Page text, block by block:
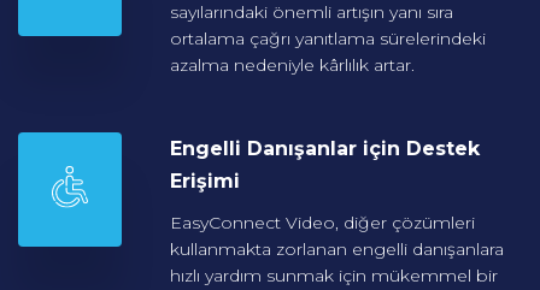
sayılarındaki önemli artışın yanı sıra
ortalama çağrı yanıtlama sürelerindeki
azalma nedeniyle kârlılık artar.
Engelli Danışanlar için Destek
Erişimi
EasyConnect Video, diğer çözümleri
kullanmakta zorlanan engelli danışanlara
hızlı yardım sunmak için mükemmel bir